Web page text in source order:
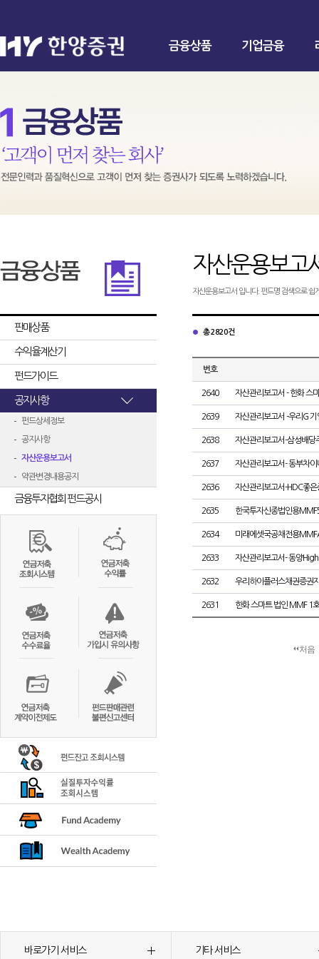
금융상품 기업금융
판매상품
수익율계산기
펀드가이드
공지사항
펀드상세정보
공지사항
자산운용보고서
약관변경내용공지
금융투자협회 펀드공시
자산운용보고
자산운용보고서 입니다. 펀드명 검색으로 쉽
총 2820건
번호
2640 자산관리보고서 - 한화 스
2639 자산관리보고서 -우리G
2638 자산관리보고서-삼성배
2637 자산관리보고서- 동부차
2636 자산관리보고서-HDC좋
2635 한국투자신종법인용
2634 미래에셋국공채전용
2633 자산관리보고서- 동양
2632 우리하이플러스채권증권
2631 한화 스마트 법인 MMF 1호
처음
바로가기 서비스 기타 서비스